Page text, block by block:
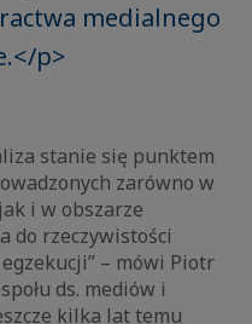
medialnego
p>
stanie się punktem
zarówno w
i w obszarze
do rzeczywistości
– mówi Piotr
ds. mediów i
kilka lat temu